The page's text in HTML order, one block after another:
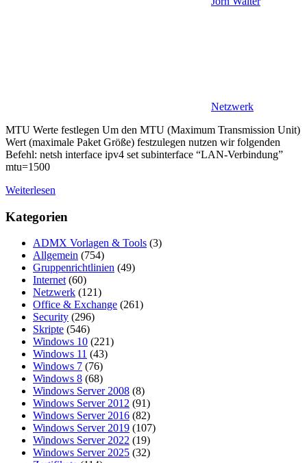
Netzwerk
MTU Werte festlegen Um den MTU (Maximum Transmission Unit)
Wert (maximale Paket Größe) festzulegen nutzen wir folgenden
Befehl: netsh interface ipv4 set subinterface “LAN-Verbindung”
mtu=1500
Weiterlesen
Kategorien
ADMX Vorlagen & Tools (3)
Allgemein (754)
Gruppenrichtlinien (49)
Internet (60)
Netzwerk (121)
Office & Exchange (261)
Security (296)
Skripte (546)
Windows 10 (221)
Windows 11 (43)
Windows 7 (76)
Windows 8 (68)
Windows Server 2008 (8)
Windows Server 2012 (91)
Windows Server 2016 (82)
Windows Server 2019 (107)
Windows Server 2022 (19)
Windows Server 2025 (32)